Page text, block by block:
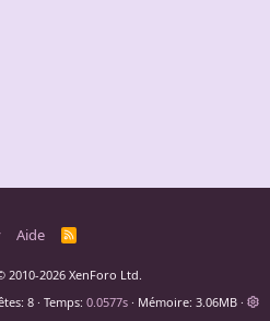
Aide
R
2010-2026 XenForo Ltd.
8 Temps 0.0577s Mémoire 3.06MB